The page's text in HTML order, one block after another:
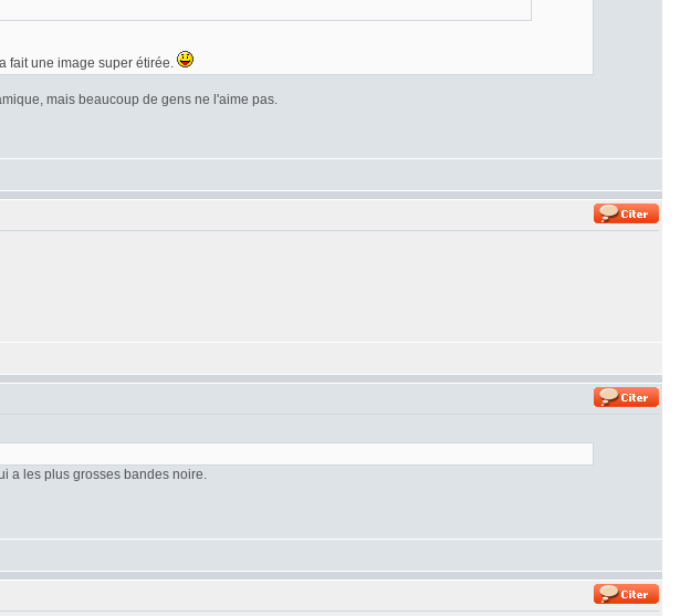
fait une image super étirée.
mais beaucoup de gens ne l'aime pas.
a les plus grosses bandes noire.